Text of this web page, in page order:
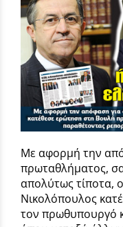
Με αφορμή την
πρωταθλήματος,
απολύτως τίποτα,
Νικολόπουλος
τον πρωθυπουργό